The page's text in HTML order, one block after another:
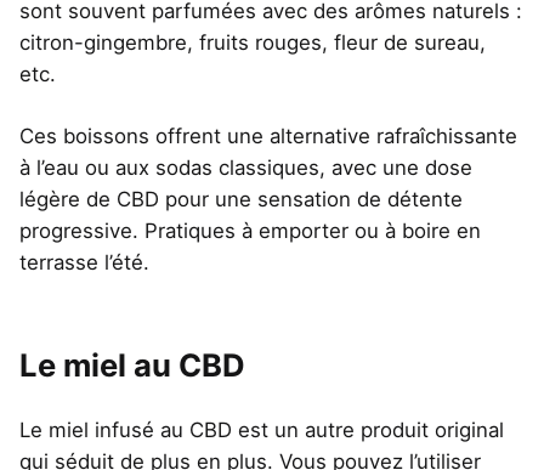
sont souvent parfumées avec des arômes naturels :
citron-gingembre, fruits rouges, fleur de sureau,
etc.
Ces boissons offrent une alternative rafraîchissante
à l’eau ou aux sodas classiques, avec une dose
légère de CBD pour une sensation de détente
progressive. Pratiques à emporter ou à boire en
terrasse l’été.
Le miel au CBD
Le miel infusé au CBD est un autre produit original
qui séduit de plus en plus. Vous pouvez l’utiliser